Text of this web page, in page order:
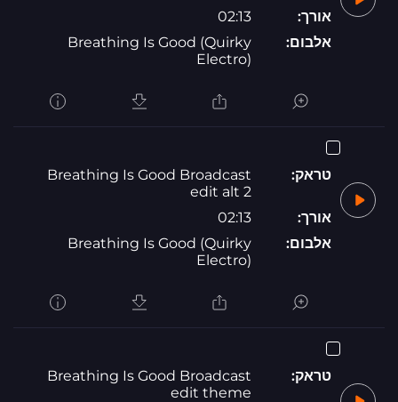
אורך:
02:13
אלבום:
Breathing Is Good (Quirky
Electro)
טראק:
Breathing Is Good Broadcast
edit alt 2
אורך:
02:13
אלבום:
Breathing Is Good (Quirky
Electro)
טראק:
Breathing Is Good Broadcast
edit theme